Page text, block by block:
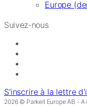
Europe
Suivez-nous
S'inscrire à la lettre
2026 © Parkell Europe AB -